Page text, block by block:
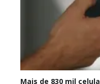
Mais de 830 mil